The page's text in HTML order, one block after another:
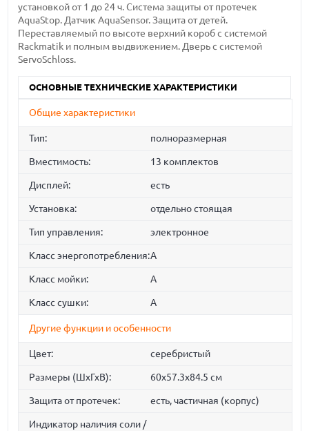
установкой от 1 до 24 ч. Система защиты от протечек
AquaStop. Датчик AquaSensor. Защита от детей.
Переставляемый по высоте верхний короб с системой
Rackmatik и полным выдвижением. Дверь с системой
ServoSchloss.
ОСНОВНЫЕ ТЕХНИЧЕСКИЕ ХАРАКТЕРИСТИКИ
Общие характеристики
Тип: полноразмерная
Вместимость: 13 комплектов
Дисплей: есть
Установка: отдельно стоящая
Тип управления: электронное
Класс энергопотребления:A
Класс мойки: A
Класс сушки: A
Другие функции и особенности
Цвет: серебристый
Размеры (ШхГхВ): 60x57.3x84.5 см
Защита от протечек: есть, частичная (корпус)
Индикатор наличия соли /